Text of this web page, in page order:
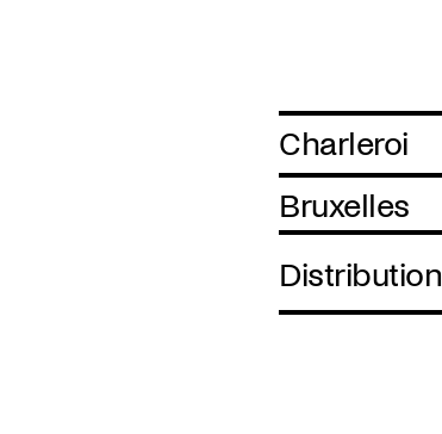
Charleroi
Bruxelles
Distribution